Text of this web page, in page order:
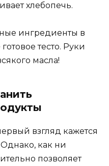
хлебопечь.
ингредиенты в
тесто. Руки
масла!
взгляд кажется
как ни
позволяет